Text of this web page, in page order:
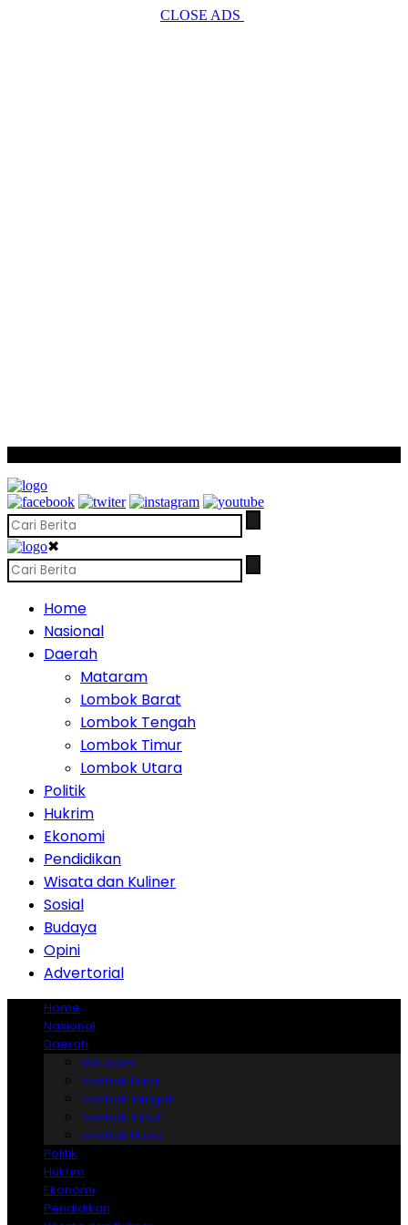
CLOSE ADS
✖
Home
Nasional
Daerah
Mataram
Lombok Barat
Lombok Tengah
Lombok Timur
Lombok Utara
Politik
Hukrim
Ekonomi
Pendidikan
Wisata dan Kuliner
Sosial
Budaya
Opini
Advertorial
Home
Nasional
Daerah
Mataram
Lombok Barat
Lombok Tengah
Lombok Timur
Lombok Utara
Politik
Hukrim
Ekonomi
Pendidikan